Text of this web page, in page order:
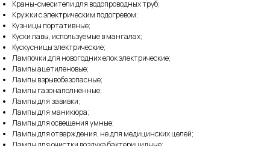
Краны-смесители для водопроводных труб;
Кружки с электрическим подогревом;
Кузницы портативные;
Куски лавы, используемые в мангалах;
Кускусницы электрические;
Лампочки для новогодних елок электрические;
Лампы ацетиленовые;
Лампы взрывобезопасные;
Лампы газонаполненные;
Лампы для завивки;
Лампы для маникюра;
Лампы для освещения умные;
Лампы для отверждения, не для медицинских целей;